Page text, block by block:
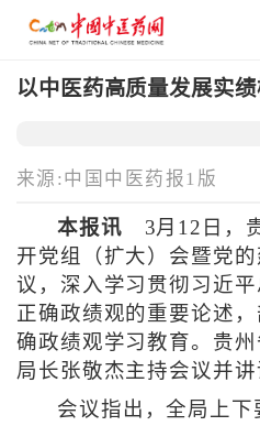
以中医药高质量发展实
来源:中国中医药报1版
本报讯 3月12日，
开党组（扩大）会暨党
议，深入学习贯彻习近
正确政绩观的重要论述
确政绩观学习教育。贵州
局长张敬杰主持会议并讲
会议指出，全局上